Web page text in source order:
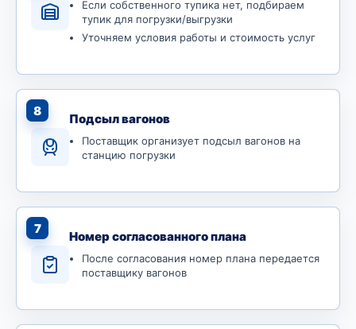
Если собственного тупика нет, подбираем
тупик для погрузки/выгрузки
Уточняем условия работы и стоимость услуг
8
Подсыл вагонов
Поставщик организует подсыл вагонов на
станцию погрузки
7
Номер согласованного плана
После согласования номер плана передается
поставщику вагонов